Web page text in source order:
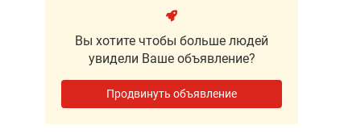
Вы хотите чтобы больше людей
увидели Ваше объявление?
Продвинуть объявление